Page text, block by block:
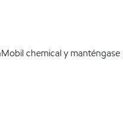
chemical y manténgase